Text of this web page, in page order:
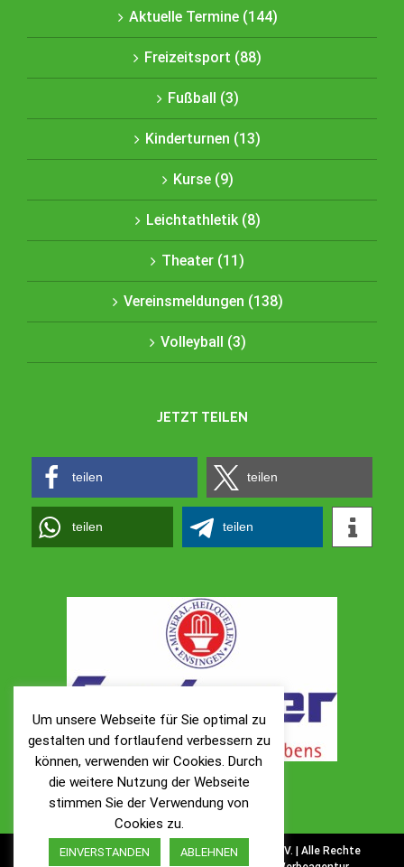
Aktuelle Termine (144)
Freizeitsport (88)
Fußball (3)
Kinderturnen (13)
Kurse (9)
Leichtathletik (8)
Theater (11)
Vereinsmeldungen (138)
Volleyball (3)
JETZT TEILEN
teilen teilen
teilen teilen
© Copyright 1900 -2026 | TSV Ölbronn 1900 e. V. | Alle Rechte
Um unsere Webseite für Sie optimal zu
gestalten und fortlaufend verbessern zu
können, verwenden wir Cookies. Durch
die weitere Nutzung der Webseite
stimmen Sie der Verwendung von
Cookies zu.
EINVERSTANDEN ABLEHNEN